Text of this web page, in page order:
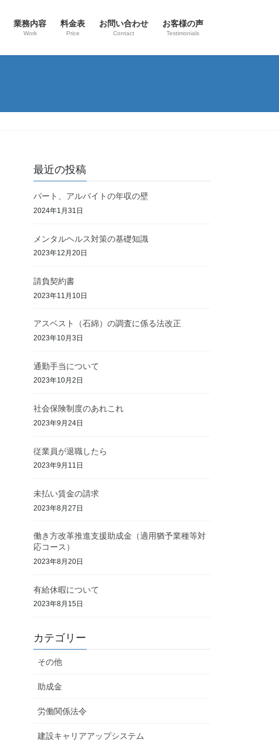
業務内容
Work
料金表
Price
お問い合わせ
Contact
お客様の声
Testimonials
最近の投稿
パート、アルバイトの年収の壁
2024年1月31日
メンタルヘルス対策の基礎知識
2023年12月20日
請負契約書
2023年11月10日
アスベスト（石綿）の調査に係る法改正
2023年10月3日
通勤手当について
2023年10月2日
社会保険制度のあれこれ
2023年9月24日
従業員が退職したら
2023年9月11日
未払い賃金の請求
2023年8月27日
働き方改革推進支援助成金（適用猶予業種等対
応コース）
2023年8月20日
有給休暇について
2023年8月15日
カテゴリー
その他
助成金
労働関係法令
建設キャリアアップシステム